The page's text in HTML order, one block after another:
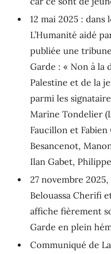
12 mai 2025 :
L’Humanité aidé
publiée une
Garde : « Non à la
Palestine et de la
parmi les
Marine Tondelier
Faucillon et Fabien
Besancenot,
Ilan Gabet,
27 novembre
Belouassa Cherifi
affiche fièrement
Garde en plein
Communiqué de